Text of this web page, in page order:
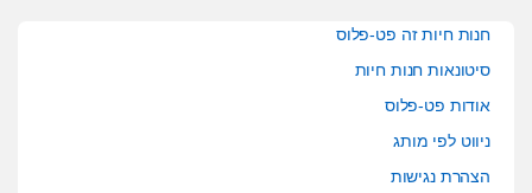
חנות חיות זה פט-פלוס
סיטונאות חנות חיות
אודות פט-פלוס
ניווט לפי מותג
הצהרת נגישות